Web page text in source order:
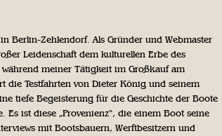
Berlin-Zehlendorf. Als Gründer und Webmaster
Leidenschaft dem kulturellen Erbe des
meiner Tätigkeit im Großkauf am
die Testfahrten von Dieter König und seinem
tiefe Begeisterung für die Geschichte der Boote
ist diese „Provenienz“, die einem Boot seine
mit Bootsbauern, Werftbesitzern und